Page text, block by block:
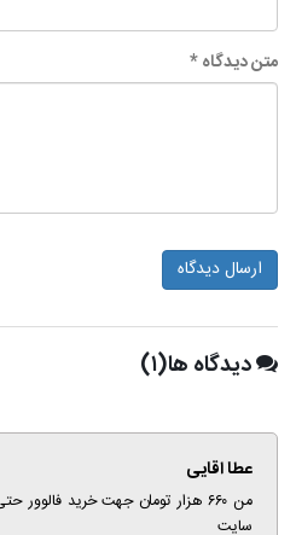
متن دیدگاه *
ارسال دیدگاه
دیدگاه ها(۱)
عطا اقایی
من ۶۶۰ هزار تومان جهت خرید
سایت